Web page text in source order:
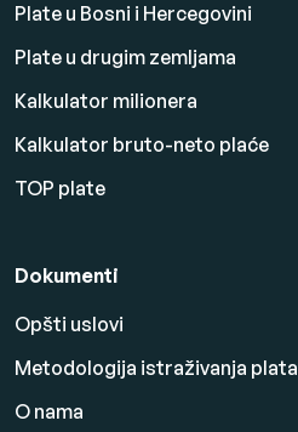
Plate u Bosni i Hercegovini
Plate u drugim zemljama
Kalkulator milionera
Kalkulator bruto-neto plaće
TOP plate
Dokumenti
Opšti uslovi
Metodologija istraživanja plata
O nama